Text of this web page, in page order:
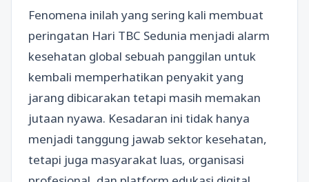
Fenomena inilah yang sering kali membuat
peringatan Hari TBC Sedunia menjadi alarm
kesehatan global sebuah panggilan untuk
kembali memperhatikan penyakit yang
jarang dibicarakan tetapi masih memakan
jutaan nyawa. Kesadaran ini tidak hanya
menjadi tanggung jawab sektor kesehatan,
tetapi juga masyarakat luas, organisasi